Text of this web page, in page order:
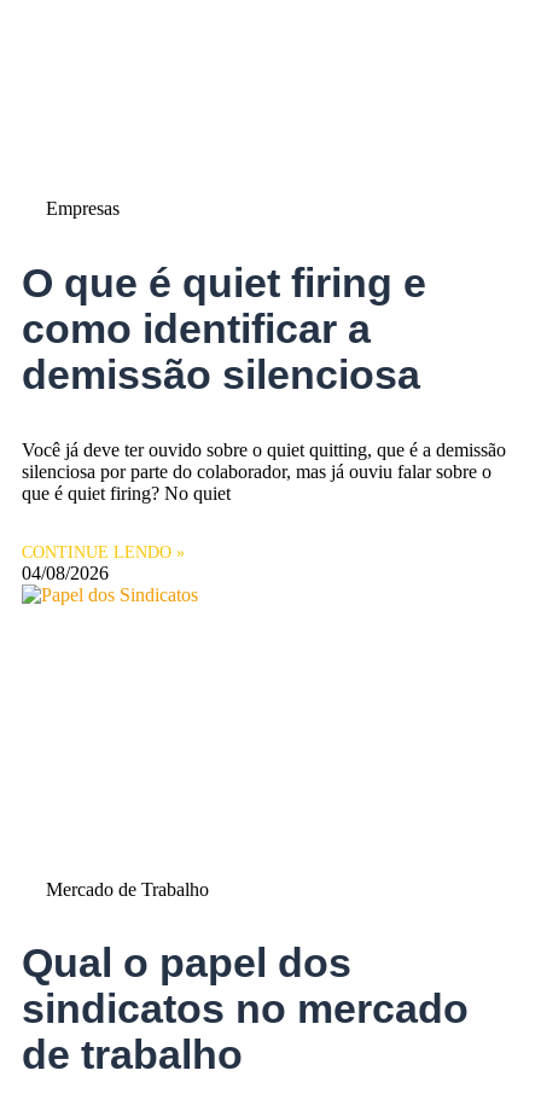
Empresas
O que é quiet firing e
como identificar a
demissão silenciosa
Você já deve ter ouvido sobre o quiet quitting, que é a demissão
silenciosa por parte do colaborador, mas já ouviu falar sobre o
que é quiet firing? No quiet
CONTINUE LENDO »
04/08/2026
Mercado de Trabalho
Qual o papel dos
sindicatos no mercado
de trabalho